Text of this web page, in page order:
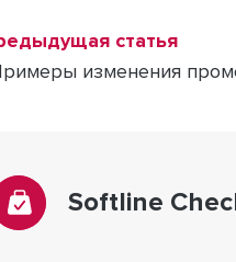
статья
изменения
Softline